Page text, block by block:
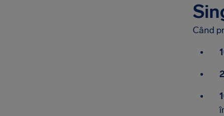
Când